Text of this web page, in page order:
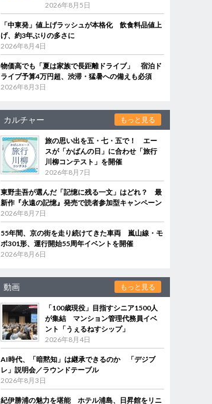
2026年8月5日
「中東発」値上げラッシュが本格化 飲食料品値上
げ、約3年ぶりの多さに
2026年8月4日
物価高でも「夏は家族で長距離ドライブ」 宿泊ド
ライブ予算4万円超、渋滞・猛暑への備えも必須
2026年8月3日
カルチャー もっと見る
旅の思い出を五・七・五で！ エー
スが「かばんの日」に合わせ「旅行
川柳コンテスト」を開催
2026年8月7日
東野圭吾が選んだ「記憶に残る一文」はどれ？ 最
新作『永遠の記憶』発売で読者参加型キャンペーン
2026年8月7日
55年間、京の街を走り続けてきた車両 嵐山線・モ
ボ301形、運行開始55周年イベントを開催
2026年8月6日
動画 もっと見る
「100歳現役」目指すシニア1500人
が集結 マンション管理代務員イベ
ント「うぇるねすシップ」
2026年8月4日
AI時代、「暗黙知」は継承できるのか 「デジブ
レ」説明会／ラウンドテーブル
2026年8月3日
紀伊勝浦の魅力を堪能 ホテル浦島、日昇館をリニ